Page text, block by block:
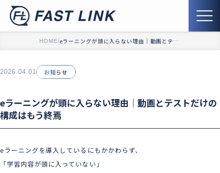
HOME eラーニングが頭に入らない理由｜動画とテス
eラーニングが頭に入らない理由｜動画とテストだけの
構成はもう終焉
お知らせ
2026.04.01
eラーニングを導入しているにもかかわらず、
「学習内容が頭に入っていない」